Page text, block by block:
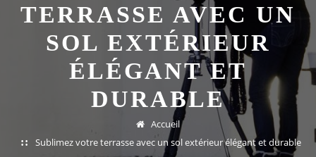
TERRASSE AVEC UN
SOL EXTÉRIEUR
ÉLÉGANT ET
DURABLE
Accueil
Sublimez votre terrasse avec un sol extérieur élégant et durable